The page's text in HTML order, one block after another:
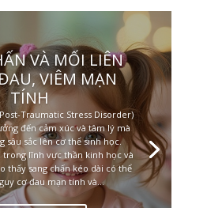
VÀ MỐI LIÊN
VIÊM MẠN
TÍNH
Traumatic Stress Disorder)
đến cảm xúc và tâm lý mà
sâu sắc lên cơ thể sinh học.
trong lĩnh vực thần kinh học và
thấy sang chấn kéo dài có thể
cơ đau mạn tính và...